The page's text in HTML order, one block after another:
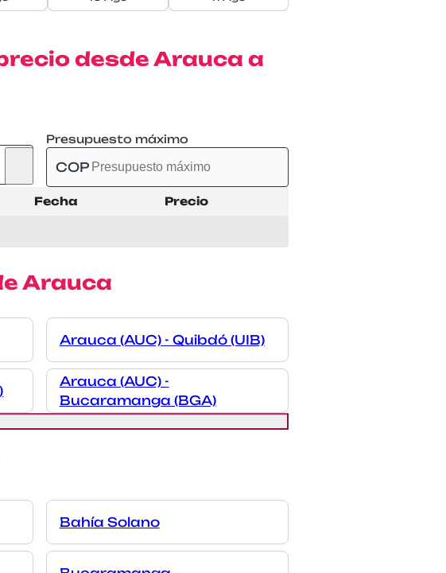
desde Arauca a
Presupuesto máximo
COP
Fecha Precio
Arauca
Arauca (AUC) - Quibdó (UIB)
Arauca (AUC) -
Bucaramanga (BGA)
Bahía Solano